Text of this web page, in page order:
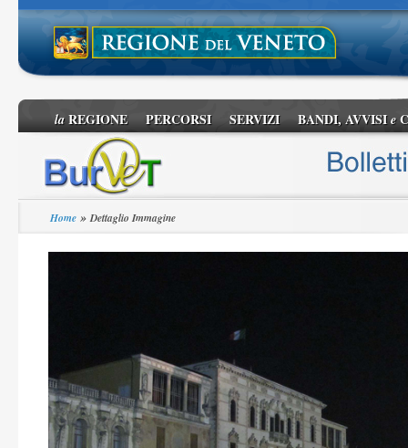
laREGIONE PERCORSI SERVIZI BANDI, AVVISIe
Home »Dettaglio Immagine